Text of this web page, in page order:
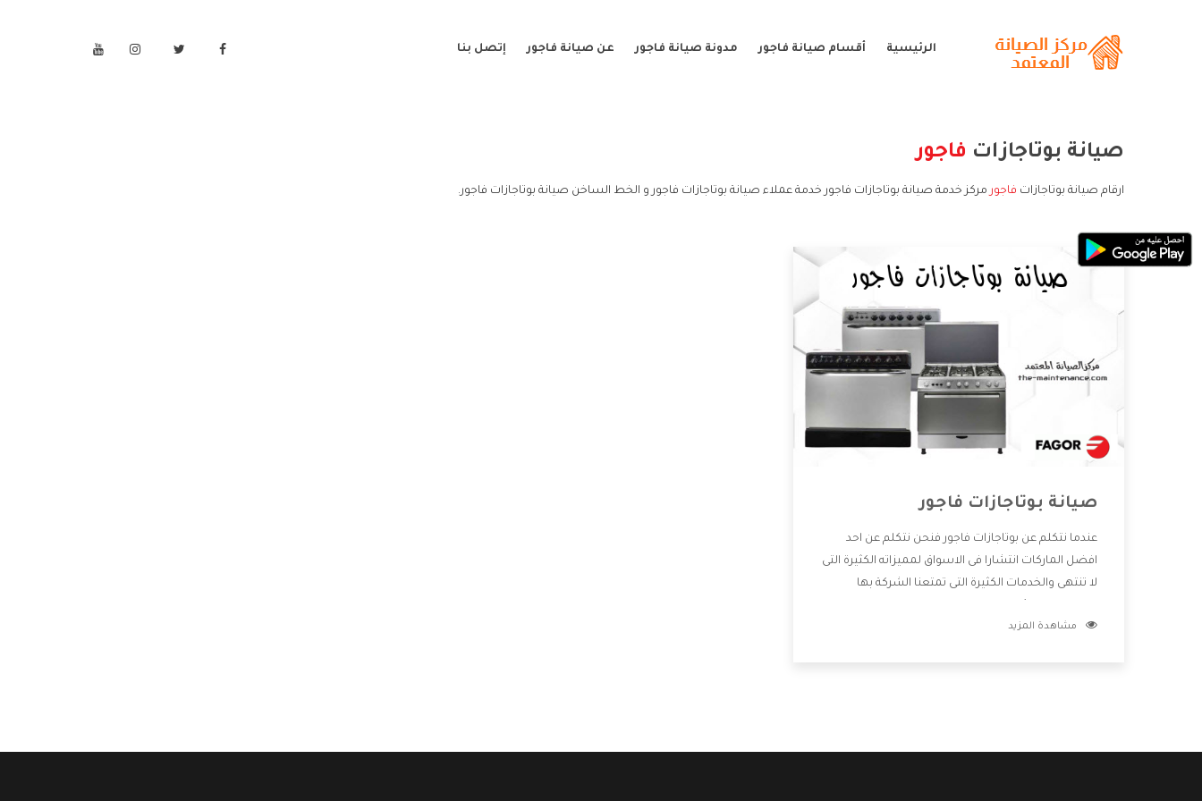
الرئيسية أقسام صيانة فاجور مدونة صيانة فاجور عن صيانة فاجور إتصل بنا
صيانة بوتاجازات فاجور
ارقام صيانة بوتاجازات فاجور مركز خدمة صيانة بوتاجازات فاجور خدمة عملاء صيانة بوتاجازات فاجور و الخط الساخن صيانة بوتاجازات فاجور.
صيانة بوتاجازات فاجور
عندما نتكلم عن بوتاجازات فاجور فنحن نتكلم عن احد
افضل الماركات انتشارا فى الاسواق لمميزاته الكثيرة التى
لا تنتهى والخدمات الكثيرة التى تمتعنا الشركة بها
اشكال كثيرة ومختلفة وأيضا تختلف اسعارها لكى
مشاهدة المزيد